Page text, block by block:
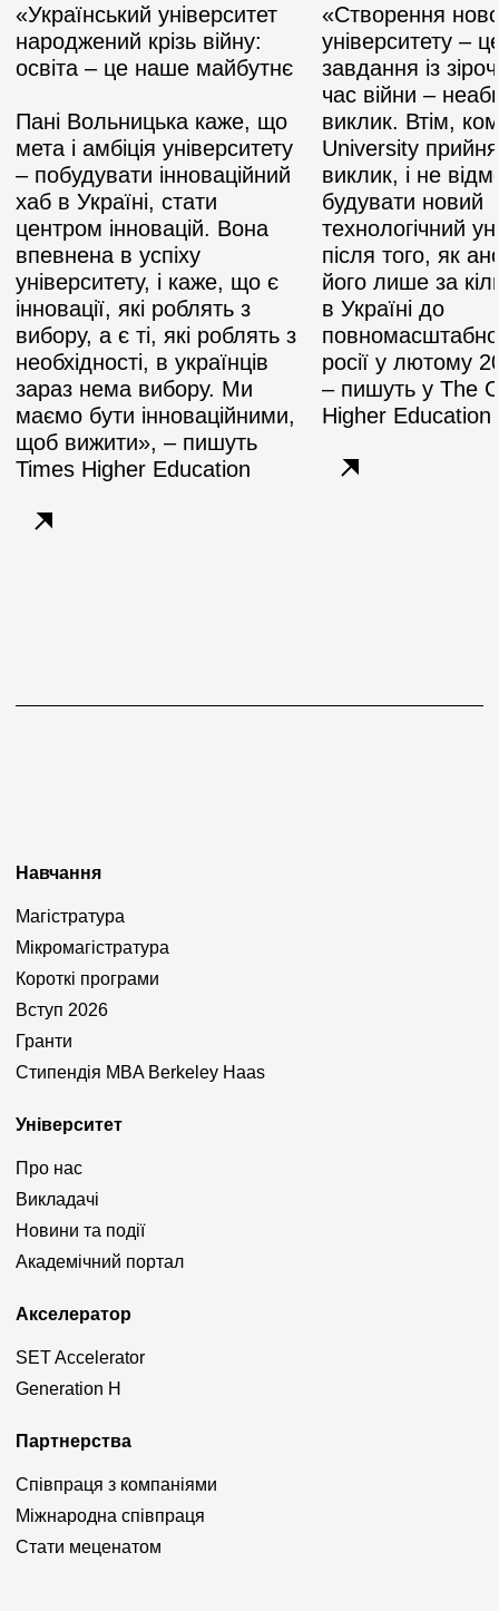
«Український університет
народжений крізь війну:
освіта – це наше майбутнє
Пані Вольницька каже, що
мета і амбіція університету
– побудувати інноваційний
хаб в Україні, стати
центром інновацій. Вона
впевнена в успіху
університету, і каже, що є
інновації, які роблять з
вибору, а є ті, які роблять з
необхідності, в українців
зараз нема вибору. Ми
маємо бути інноваційними,
щоб вижити», – пишуть
Times Higher Education
«Cтворення
університету –
завдання із
час війни –
виклик. Втім,
University
виклик, і не
будувати новий
технологічний
після того, як
його лише за
в Україні до
росії у лютому
– пишуть у The
Higher Education
Навчання
Магістратура
Мікромагістратура
Короткі програми
Вступ 2026
Гранти
Стипендія MBA Berkeley Haas
Університет
Про нас
Викладачі
Новини та події
Академічний портал
Акселератор
SET Accelerator
Generation H
Партнерства
Співпраця з компаніями
Міжнародна співпраця
Стати меценатом